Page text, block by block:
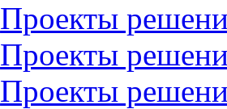
Проекты
Проекты
Проекты